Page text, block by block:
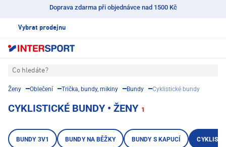
Doprava zdarma při objednávce nad 1500 Kč
Vybrat prodejnu
Co hledáte?
Ženy Oblečení Trička, bundy, mikiny Bundy Cyklistické bundy
CYKLISTICKÉ BUNDY • ŽENY 1
BUNDY 3V1 BUNDY NA BĚŽKY BUNDY S KAPUCÍ